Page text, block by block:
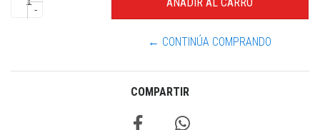
-
← CONTINÚA COMPRANDO
COMPARTIR